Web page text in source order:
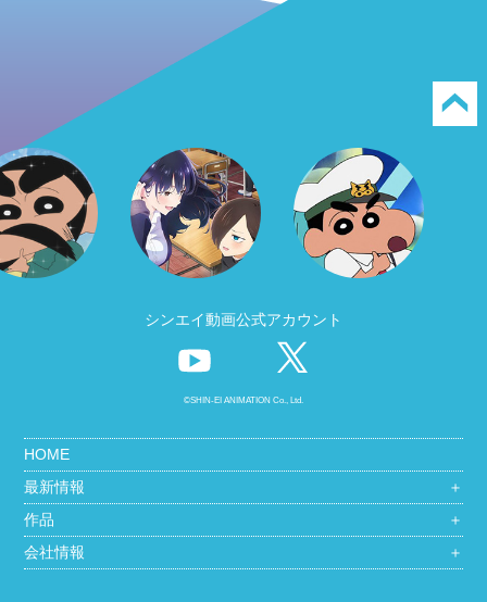
シンエイ動画公式アカウント
©SHIN-EI ANIMATION Co., Ltd.
HOME
最新情報
＋
作品
＋
会社情報
＋